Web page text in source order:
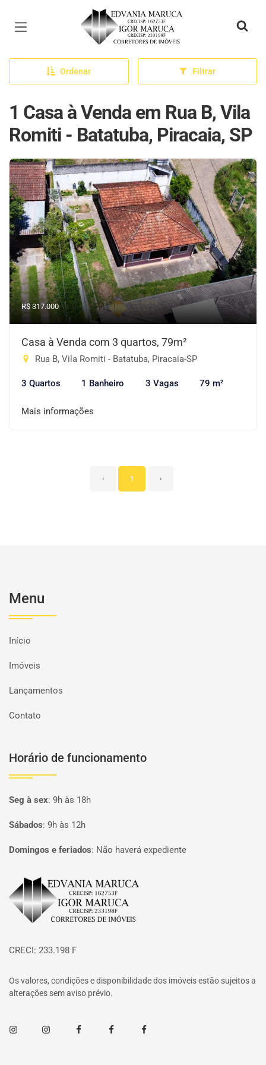
Página inicial
Ordenar Filtrar
1 Casa à Venda em Rua B, Vila
Romiti - Batatuba, Piracaia, SP
R$ 317.000
Casa à Venda com 3 quartos, 79m²
Rua B, Vila Romiti - Batatuba, Piracaia-SP
3 Quartos 1 Banheiro 3 Vagas 79 m²
Mais informações
‹ 1 ›
Menu
Início
Imóveis
Lançamentos
Contato
Horário de funcionamento
Seg à sex: 9h às 18h
Sábados: 9h às 12h
Domingos e feriados: Não haverá expediente
Página inicial
CRECI: 233.198 F
Os valores, condições e disponibilidade dos imóveis estão sujeitos a
alterações sem aviso prévio.
InstagramInstagramFacebookFacebookFacebook